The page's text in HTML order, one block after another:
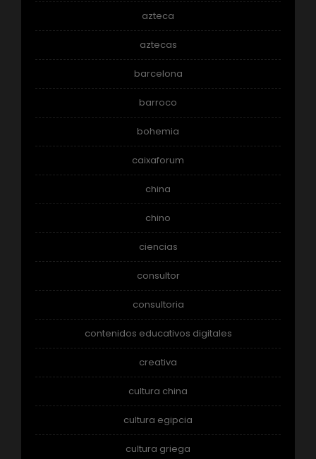
azteca
aztecas
barcelona
barroco
bohemia
caixaforum
china
chino
ciencias
consultor
consultoria
contenidos educativos digitales
creativa
cultura china
cultura egipcia
cultura griega